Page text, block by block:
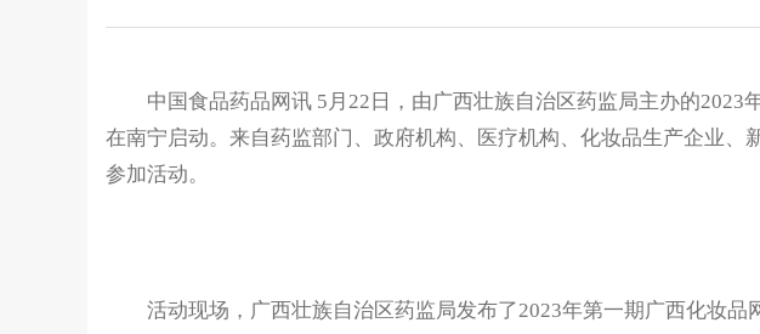
中国食品药品网讯 5月22日，由广西壮族自治区药监局主办的2023
在南宁启动。来自药监部门、政府机构、医疗机构、化妆品生产企业、
参加活动。
活动现场，广西壮族自治区药监局发布了2023年第一期广西化妆品